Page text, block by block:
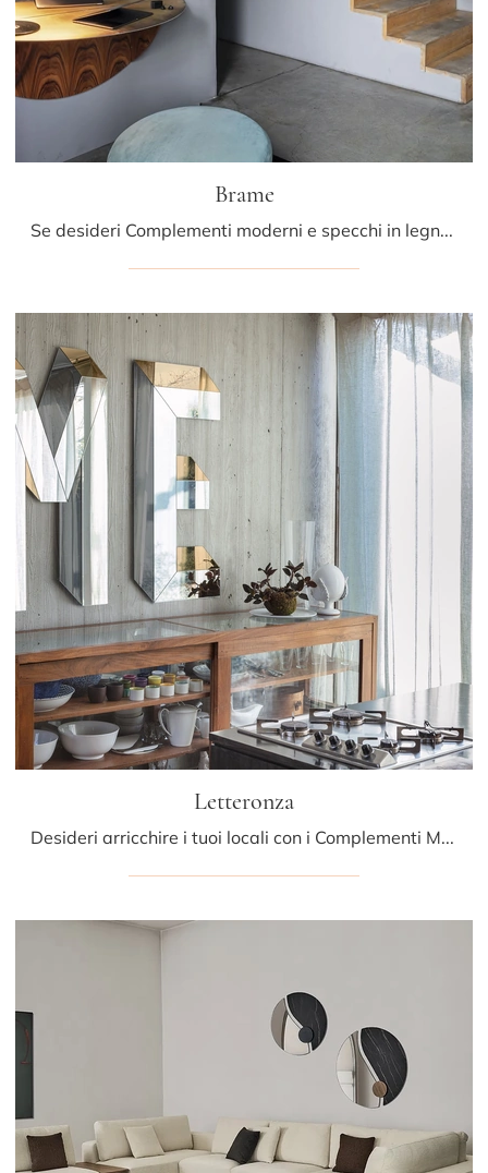
Brame
Se desideri Complementi moderni e specchi in legno scopri di più sul modello Brame della marca Mogg.
Letteronza
Desideri arricchire i tuoi locali con i Complementi Mogg? Ecco qui molteplici modelli di specchi in vetro come Letteronza.